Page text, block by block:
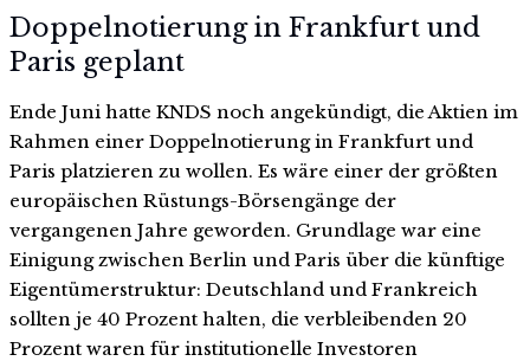
Doppelnotierung in Frankfurt und
Paris geplant
Ende Juni hatte KNDS noch angekündigt, die Aktien im
Rahmen einer Doppelnotierung in Frankfurt und
Paris platzieren zu wollen. Es wäre einer der größten
europäischen Rüstungs-Börsengänge der
vergangenen Jahre geworden. Grundlage war eine
Einigung zwischen Berlin und Paris über die künftige
Eigentümerstruktur: Deutschland und Frankreich
sollten je 40 Prozent halten, die verbleibenden 20
Prozent waren für institutionelle Investoren